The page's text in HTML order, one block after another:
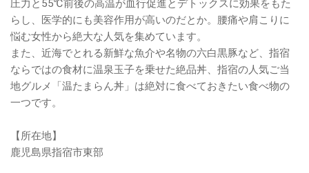
圧力と55℃前後の高温が血行促進とデトックスに効果をもた
らし、医学的にも美容作用が高いのだとか。腰痛や肩こりに
悩む女性から絶大な人気を集めています。
また、近海でとれる新鮮な魚介や名物の六白黒豚など、指宿
ならではの食材に温泉玉子を乗せた絶品丼、指宿の人気ご当
地グルメ「温たまらん丼」は絶対に食べておきたい食べ物の
一つです。
【所在地】
鹿児島県指宿市東部